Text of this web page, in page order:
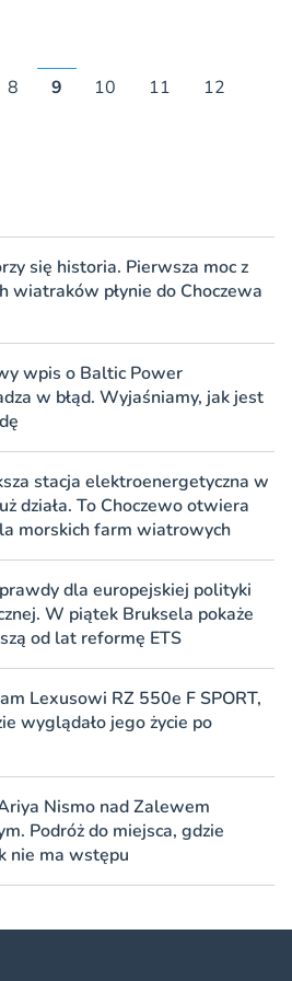
8 9 10 11
12
się historia. Pierwsza moc z
wiatraków płynie do Choczewa
wpis o Baltic Power
w błąd. Wyjaśniamy, jak jest
stacja elektroenergetyczna w
działa. To Choczewo otwiera
morskich farm wiatrowych
dla europejskiej polityki
W piątek Bruksela pokaże
od lat reformę ETS
Lexusowi RZ 550e F SPORT,
wyglądało jego życie po
Nismo nad Zalewem
Podróż do miejsca, gdzie
nie ma wstępu